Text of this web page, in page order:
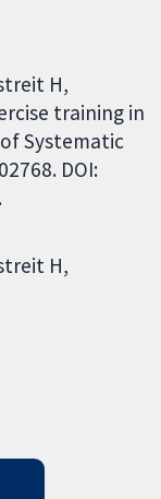
H,
training in
Systematic
DOI:
H